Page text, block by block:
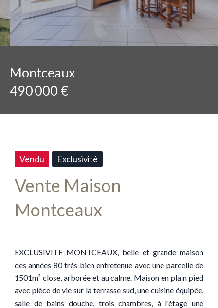
Montceaux
490 000 €
Vendu Exclusivité
Vente Maison
Montceaux
EXCLUSIVITE MONTCEAUX, belle et grande maison
des années 80 très bien entretenue avec une parcelle de
1501m² close, arborée et au calme. Maison en plain pied
avec pièce de vie sur la terrasse sud, une cuisine équipée,
salle de bains douche, trois chambres, à l'étage une